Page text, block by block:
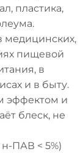
пластика,
медицинских,
пищевой
в
и в быту.
эффектом и
блеск, не
ПАВ < 5%)